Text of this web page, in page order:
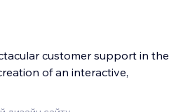
customer support in the
of an interactive,